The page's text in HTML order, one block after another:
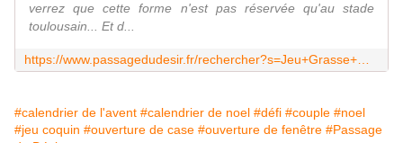
verrez que cette forme n'est pas réservée qu'au stade
toulousain... Et d...
#calendrier de l'avent #calendrier de noel #défi #couple #noel
#jeu coquin #ouverture de case #ouverture de fenêtre #Passage